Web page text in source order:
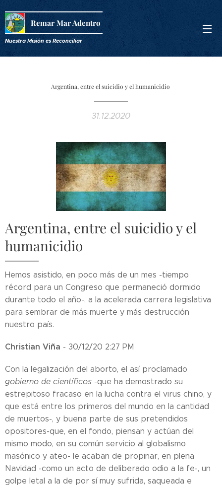
Remar Mar Adentro
Nuestra Misión es Reconciliar
Argentina, entre el suicidio y el humanicidio
31.12.2020
Argentina, entre el suicidio y el
humanicidio
Hemos asistido, en poco más de un mes -tiempo
récord para un Congreso que permaneció dormido
durante todo el año-, a la acelerada carrera legislativa
para sembrar de más muerte y más destrucción
nuestro país.
Christian Viña - 30/12/20 2:27 PM
Con la legalización del aborto, el así proclamado
gobierno de científicos -que ha demostrado su
estrepitoso fracaso en la lucha contra el virus chino, y
que está entre los primeros del mundo en la cantidad
de muertos-, y buena parte de sus pretendidos
opositores-que, en el fondo, piensan y actúan del
mismo modo, en su común servicio al globalismo
masónico y ateo- le acaban de propinar, en plena
Navidad -como un acto de deliberado odio a la fe-, un
golpe letal a la de por sí muy sufrida, saqueada e